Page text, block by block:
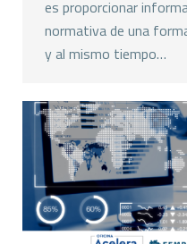
es proporcionar
normativa de una
y al mismo tiempo…